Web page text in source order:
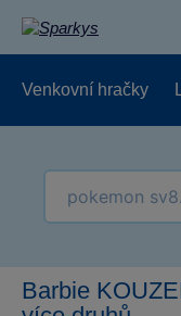
Venkovní hračky
Barbie